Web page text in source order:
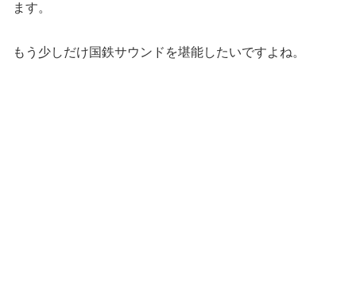
ます。
もう少しだけ国鉄サウンドを堪能したいですよね。